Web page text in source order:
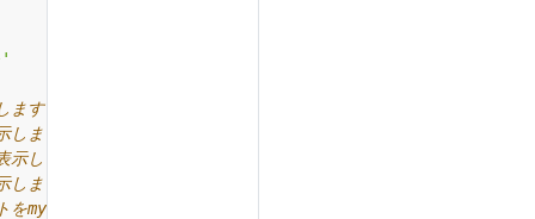
ます
ます
します
ます
をmy-cluster-nameに設定します